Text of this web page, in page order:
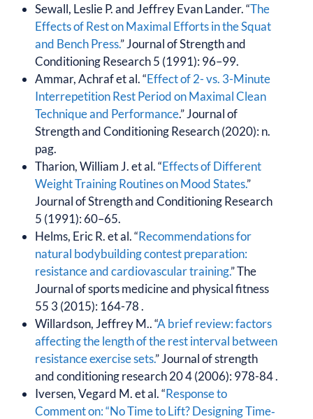
Sewall, Leslie P. and Jeffrey Evan Lander. “The
Effects of Rest on Maximal Efforts in the Squat
and Bench Press.” Journal of Strength and
Conditioning Research 5 (1991): 96–99.
Ammar, Achraf et al. “Effect of 2- vs. 3-Minute
Interrepetition Rest Period on Maximal Clean
Technique and Performance.” Journal of
Strength and Conditioning Research (2020): n.
pag.
Tharion, William J. et al. “Effects of Different
Weight Training Routines on Mood States.”
Journal of Strength and Conditioning Research
5 (1991): 60–65.
Helms, Eric R. et al. “Recommendations for
natural bodybuilding contest preparation:
resistance and cardiovascular training.” The
Journal of sports medicine and physical fitness
55 3 (2015): 164-78 .
Willardson, Jeffrey M.. “A brief review: factors
affecting the length of the rest interval between
resistance exercise sets.” Journal of strength
and conditioning research 20 4 (2006): 978-84 .
Iversen, Vegard M. et al. “Response to
Comment on: “No Time to Lift? Designing Time‐